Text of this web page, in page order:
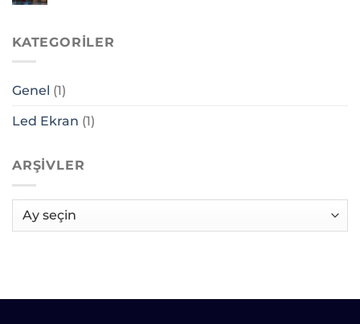
KATEGORILER
Genel (1)
Led Ekran (1)
ARŞIVLER
Arşivler